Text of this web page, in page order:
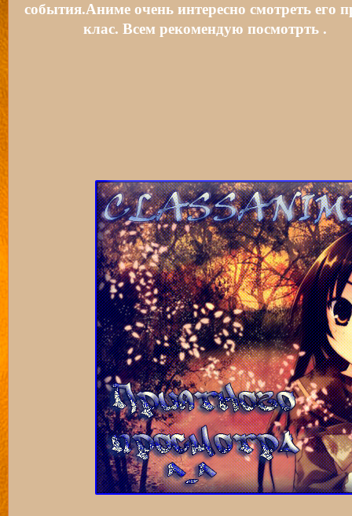
события.Аниме очень интересно смотреть его
клас. Всем рекомендую посмотрть .